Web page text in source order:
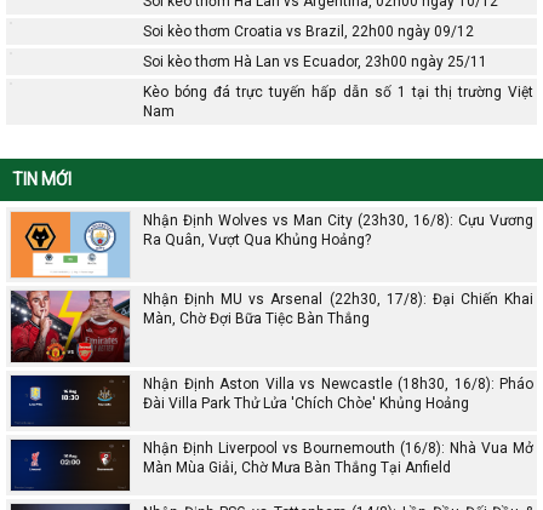
Soi kèo thơm Croatia vs Morocco, 22h00 ngày 17/12
Soi kèo thơm Morocco vs Bồ Đào Nha, 22h00 ngày 10/12
Soi kèo thơm Hà Lan vs Argentina, 02h00 ngày 10/12
Soi kèo thơm Hà Lan vs Ecuador, 23h00 ngày 25/11
Kèo bóng đá trực tuyến hấp dẫn số 1 tại thị trường Việt
Nam